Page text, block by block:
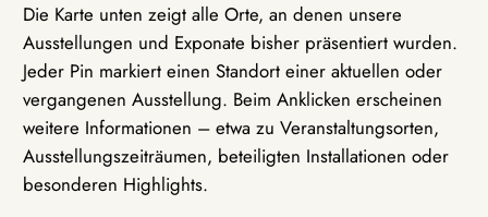
Die Karte unten zeigt alle Orte, an denen unsere
Ausstellungen und Exponate bisher präsentiert wurden.
Jeder Pin markiert einen Standort einer aktuellen oder
vergangenen Ausstellung. Beim Anklicken erscheinen
weitere Informationen – etwa zu Veranstaltungsorten,
Ausstellungszeiträumen, beteiligten Installationen oder
besonderen Highlights.